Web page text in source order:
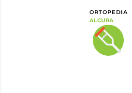
ORTOPEDIA
ALCURA